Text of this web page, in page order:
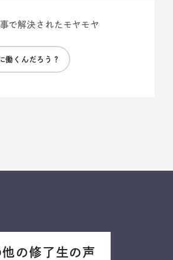
で解決されたモヤモヤ
働くんだろう？
他の修了生の声